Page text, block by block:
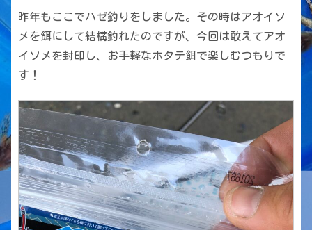
昨年もここでハゼ釣りをしました。その時はアオイソ
メを餌にして結構釣れたのですが、今回は敢えてアオ
イソメを封印し、お手軽なホタテ餌で楽しむつもりで
す！